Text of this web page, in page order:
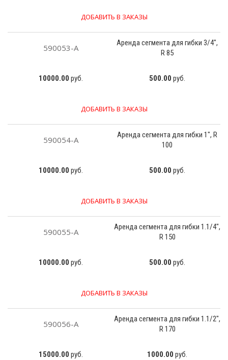
ДОБАВИТЬ В ЗАКАЗЫ
590053-А
Аренда сегмента для гибки 3/4",
R 85
10000.00 руб. 500.00 руб.
ДОБАВИТЬ В ЗАКАЗЫ
590054-А
Аренда сегмента для гибки 1", R
100
10000.00 руб. 500.00 руб.
ДОБАВИТЬ В ЗАКАЗЫ
590055-А
Аренда сегмента для гибки 1.1/4",
R 150
10000.00 руб. 500.00 руб.
ДОБАВИТЬ В ЗАКАЗЫ
590056-А
Аренда сегмента для гибки 1.1/2",
R 170
15000.00 руб. 1000.00 руб.